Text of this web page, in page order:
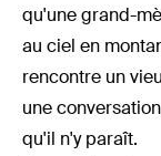
qu'une grand-
au ciel en
rencontre un
une
qu'il n'y paraît.